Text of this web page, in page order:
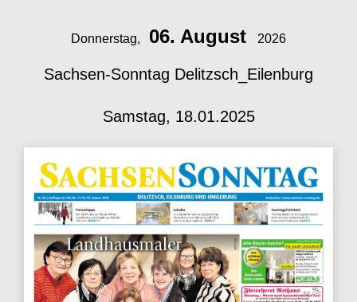
Donnerstag, 06. August 2026
Sachsen-Sonntag Delitzsch_Eilenburg
Samstag, 18.01.2025